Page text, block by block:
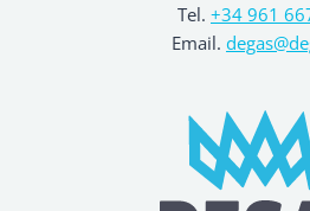
Tel. +34 961
Email.